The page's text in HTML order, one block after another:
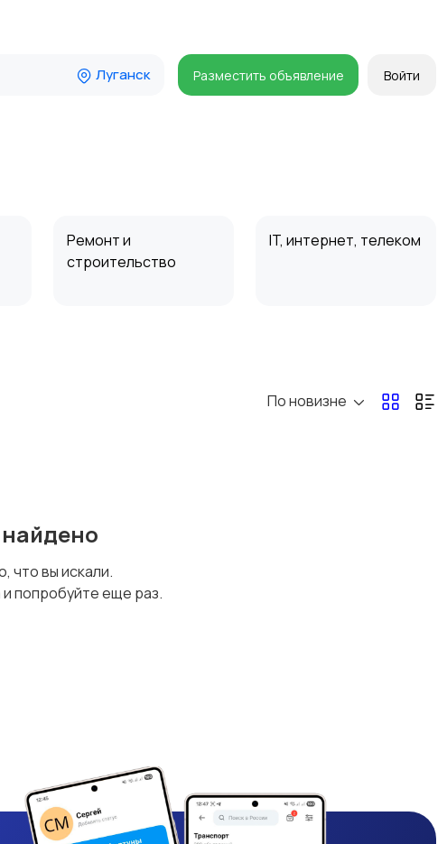
Луганск Разместить объявление Войти
Ремонт и
строительство
IT, интернет, телеком
По новизне
что вы искали.
попробуйте еще раз.